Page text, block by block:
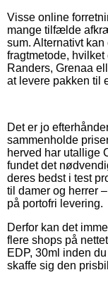
Visse online
mange tilfælde
sum. Alternativt
fragtmetode,
Randers, Grenaa
at levere pakken til
Det er jo
sammenholde
herved har utallige
fundet det
deres bedst i test
til damer og herrer
på portofri levering.
Derfor kan det
flere shops på
EDP, 30ml inden
skaffe sig den